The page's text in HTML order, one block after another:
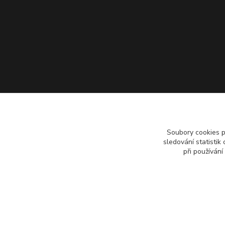
Soubory cookies
sledování statistik
při